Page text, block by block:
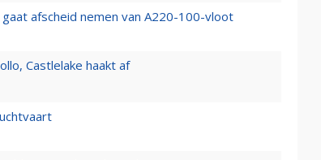
afscheid nemen van A220-100-vloot
Castlelake haakt af